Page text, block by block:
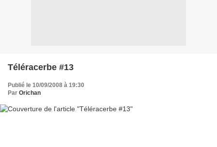
Téléracerbe #13
Publié le 10/09/2008 à 19:30
Par Orichan